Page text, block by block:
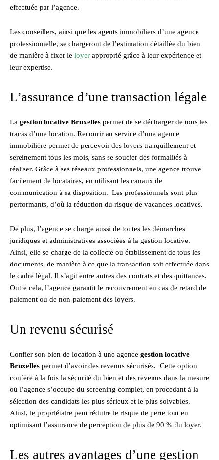
effectuée par l’agence.
Les conseillers, ainsi que les agents immobiliers d’une agence
professionnelle, se chargeront de l’estimation détaillée du bien
de manière à fixer le loyer approprié grâce à leur expérience et
leur expertise.
L’assurance d’une transaction légale
La gestion locative Bruxelles permet de se décharger de tous les
tracas d’une location. Recourir au service d’une agence
immobilière permet de percevoir des loyers tranquillement et
sereinement tous les mois, sans se soucier des formalités à
réaliser. Grâce à ses réseaux professionnels, une agence trouve
facilement de locataires, en utilisant les canaux de
communication à sa disposition. Les professionnels sont plus
performants, d’où la réduction du risque de vacances locatives.
De plus, l’agence se charge aussi de toutes les démarches
juridiques et administratives associées à la gestion locative.
Ainsi, elle se charge de la collecte ou établissement de tous les
documents, de manière à ce que la transaction soit effectuée dans
le cadre légal. Il s’agit entre autres des contrats et des quittances.
Outre cela, l’agence garantit le recouvrement en cas de retard de
paiement ou de non-paiement des loyers.
Un revenu sécurisé
Confier son bien de location à une agence gestion locative
Bruxelles permet d’avoir des revenus sécurisés. Cette option
confère à la fois la sécurité du bien et des revenus dans la mesure
où l’agence s’occupe du screening complet, en procédant à la
sélection des candidats les plus sérieux et le plus solvables.
Ainsi, le propriétaire peut réduire le risque de perte tout en
optimisant l’assurance de perception de plus de 90 % du loyer.
Les autres avantages d’une gestion